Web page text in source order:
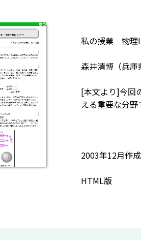
私の授業 物理
森井清博（兵庫
[本文より]今回
える重要な分
2003年12月作成
HTML版